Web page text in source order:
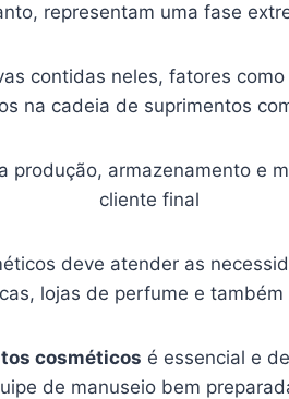
representam uma fase
contidas neles, fatores
na cadeia de suprimentos
armazenamento e
cliente final
deve atender as
lojas de perfume e
cosméticos é essencial e
de manuseio bem